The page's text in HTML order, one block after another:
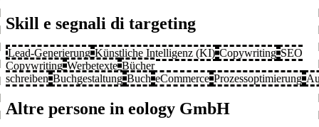
Skill e segnali di targeting
Lead-Generierung Künstliche Intelligenz (KI) Copywriting SEO
Copywriting Werbetexte Bücher
schreiben Buchgestaltung Buch eCommerce Prozessoptimierung
Altre persone in eology GmbH